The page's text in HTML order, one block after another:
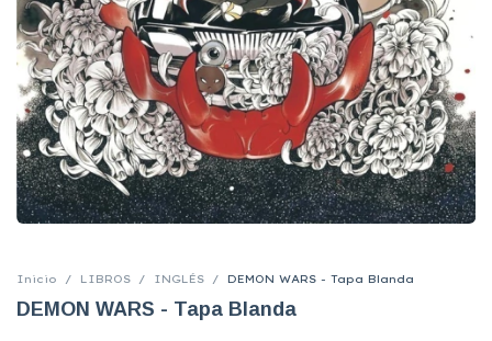
Inicio / LIBROS / INGLÉS / DEMON WARS - Tapa Blanda
DEMON WARS - Tapa Blanda